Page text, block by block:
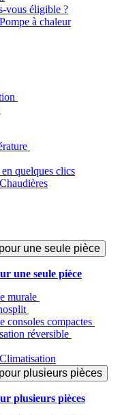
vous éligible ?
à chaleur
quelques clics
une seule pièce
une seule pièce
murale
consoles compactes
réversible
plusieurs pièces
plusieurs pièces